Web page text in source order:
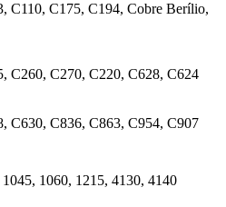
C110, C175, C194, Cobre Berílio,
C260, C270, C220, C628, C624
C630, C836, C863, C954, C907
1060, 1215, 4130, 4140